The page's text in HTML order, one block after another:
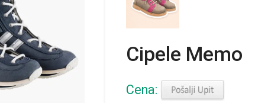
Cipele Memo
Cena: